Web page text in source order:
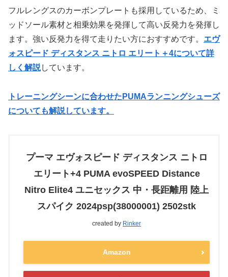
フルレングスのカーボンプレートも採用しているため、ミ
ッドソール素材と相乗効果を発揮して高い反発力を発揮し
ます。強い反発力を得て走りたい方におすすめです。 エヴ
ォスピード ディスタンス ニトロ エリート＋4について詳
しく解説しています。
トレーニングシーンに合わせたPUMAランニングシューズ
についても解説しています。
プーマ エヴォスピード ディスタンス ニトロ
エリート+4 PUMA evoSPEED Distance
Nitro Elite4 ユニセックス 中・長距離用 陸上
スパイク 2024psp(38000001) 2502stk
created by Rinker
Amazon